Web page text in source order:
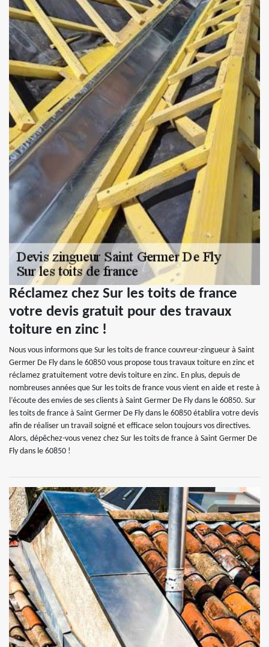
Réclamez chez Sur les toits de france
votre devis gratuit pour des travaux
toiture en zinc !
Nous vous informons que Sur les toits de france couvreur-zingueur à Saint
Germer De Fly dans le 60850 vous propose tous travaux toiture en zinc et
réclamez gratuitement votre devis toiture en zinc. En plus, depuis de
nombreuses années que Sur les toits de france vous vient en aide et reste à
l’écoute des envies de ses clients à Saint Germer De Fly dans le 60850. Sur
les toits de france à Saint Germer De Fly dans le 60850 établira votre devis
afin de réaliser un travail soigné et efficace selon toujours vos directives.
Alors, dépêchez-vous venez chez Sur les toits de france à Saint Germer De
Fly dans le 60850 !